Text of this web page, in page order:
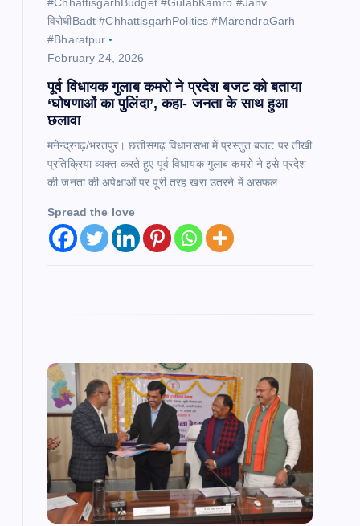
विरोधीBadt #ChhattisgarhPolitics #MarendraGarh
#Bharatpur
February 24, 2026
पूर्व विधायक गुलाब कमरो ने प्रदेश बजट को बताया
‘घोषणाओं का पुलिंदा’, कहा- जनता के साथ हुआ
छलावा
मनेन्द्रगढ़/भरतपुर। छत्तीसगढ़ विधानसभा में प्रस्तुत बजट पर तीखी
प्रतिक्रिया व्यक्त करते हुए पूर्व विधायक गुलाब कमरो ने इसे प्रदेश
की जनता की अपेक्षाओं पर पूरी तरह खरा उतरने में असफल…
Spread the love